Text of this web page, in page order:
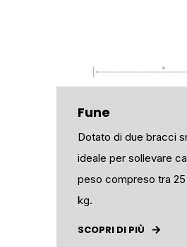
Fune
Dotato di due bracci
ideale per sollevare
peso compreso tra 25
kg.
SCOPRI DI PIÙ